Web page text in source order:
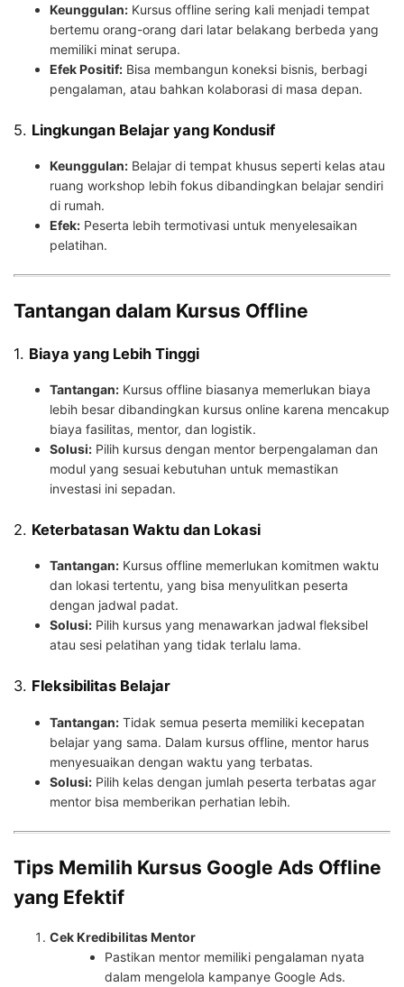
Keunggulan: Kursus offline sering kali menjadi tempat
bertemu orang-orang dari latar belakang berbeda yang
memiliki minat serupa.
Efek Positif: Bisa membangun koneksi bisnis, berbagi
pengalaman, atau bahkan kolaborasi di masa depan.
5. Lingkungan Belajar yang Kondusif
Keunggulan: Belajar di tempat khusus seperti kelas atau
ruang workshop lebih fokus dibandingkan belajar sendiri
di rumah.
Efek: Peserta lebih termotivasi untuk menyelesaikan
pelatihan.
Tantangan dalam Kursus Offline
1. Biaya yang Lebih Tinggi
Tantangan: Kursus offline biasanya memerlukan biaya
lebih besar dibandingkan kursus online karena mencakup
biaya fasilitas, mentor, dan logistik.
Solusi: Pilih kursus dengan mentor berpengalaman dan
modul yang sesuai kebutuhan untuk memastikan
investasi ini sepadan.
2. Keterbatasan Waktu dan Lokasi
Tantangan: Kursus offline memerlukan komitmen waktu
dan lokasi tertentu, yang bisa menyulitkan peserta
dengan jadwal padat.
Solusi: Pilih kursus yang menawarkan jadwal fleksibel
atau sesi pelatihan yang tidak terlalu lama.
3. Fleksibilitas Belajar
Tantangan: Tidak semua peserta memiliki kecepatan
belajar yang sama. Dalam kursus offline, mentor harus
menyesuaikan dengan waktu yang terbatas.
Solusi: Pilih kelas dengan jumlah peserta terbatas agar
mentor bisa memberikan perhatian lebih.
Tips Memilih Kursus Google Ads Offline
yang Efektif
Cek Kredibilitas Mentor
Pastikan mentor memiliki pengalaman nyata
dalam mengelola kampanye Google Ads.